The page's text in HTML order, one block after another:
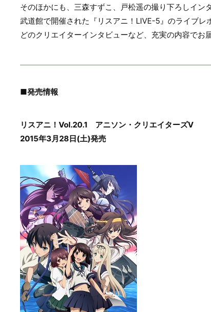
そのほかにも、三森すずこ、戸松遥の撮り下ろしイ
武道館で開催された『リスアニ！LIVE-5』のライブ
どのクリエイターインタビューなど、充実の内容でお
■発売情報
リスアニ！Vol.20.1 アニソン・クリエイターズⅤ
2015年3月28日(土)発売